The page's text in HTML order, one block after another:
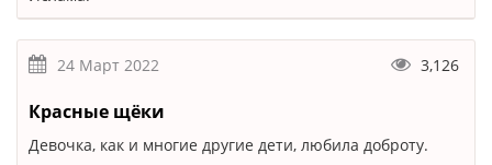
24 Март 2022 3,126
Красные щёки
Девочка, как и многие другие дети, любила доброту.